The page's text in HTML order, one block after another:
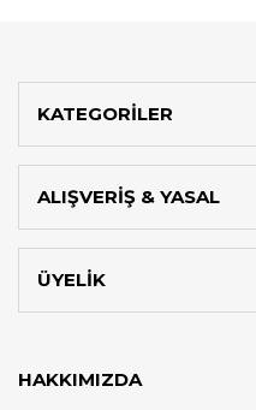
KATEGORİLER
ALIŞVERİŞ & YASAL
ÜYELİK
HAKKIMIZDA